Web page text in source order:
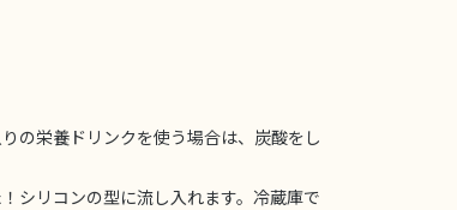
の栄養ドリンクを使う場合は、炭酸をし
シリコンの型に流し入れます。冷蔵庫で